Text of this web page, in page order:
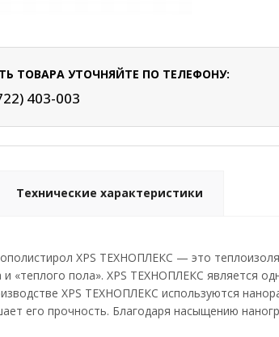
ТОВАРА УТОЧНЯЙТЕ ПО ТЕЛЕФОНУ:
403-003
Технические характеристики
XPS ТЕХНОПЛЕКС — это
и «теплого пола». XPS ТЕХНОПЛЕКС является
XPS ТЕХНОПЛЕКС используются
его прочность. Благодаря насыщению